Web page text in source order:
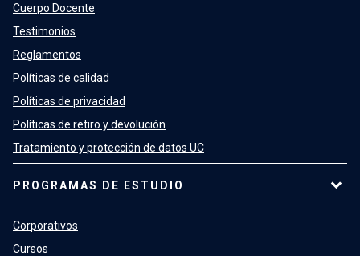
Cuerpo Docente
Testimonios
Reglamentos
Políticas de calidad
Políticas de privacidad
Políticas de retiro y devolución
Tratamiento y protección de datos UC
PROGRAMAS DE ESTUDIO
Corporativos
Cursos